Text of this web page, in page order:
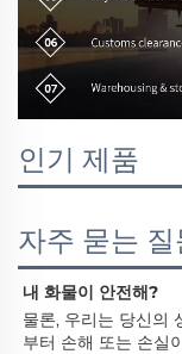
인기 제품
자주 묻는 질
내 화물이 안전해?
물론, 우리는 당신의
부터 손해 또는 손실